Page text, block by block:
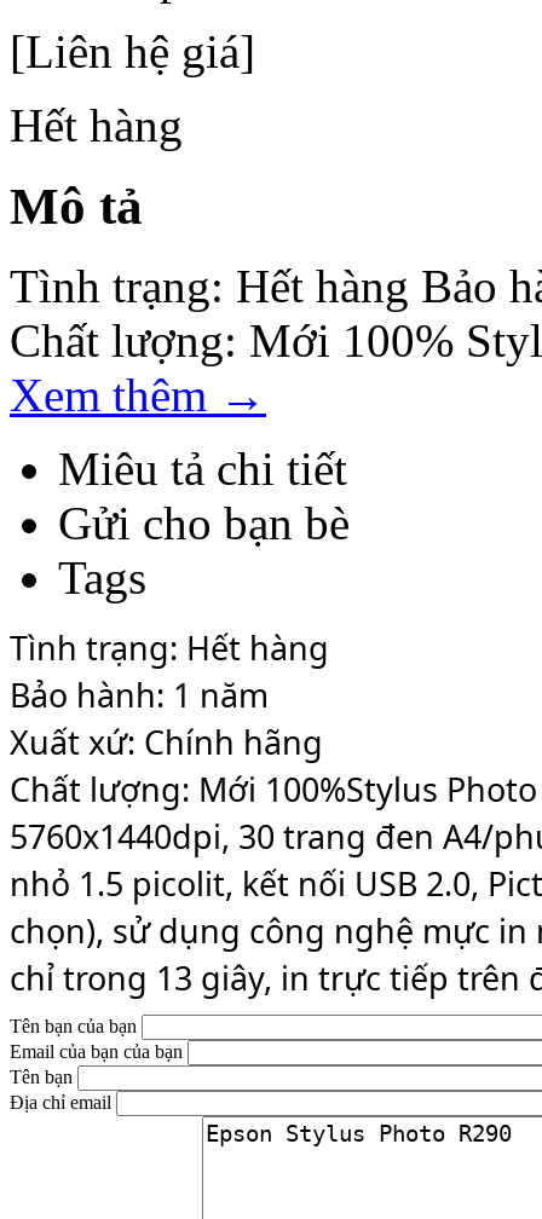
[Liên hệ giá]
Hết hàng
Mô tả
Tình trạng: Hết hàng Bảo
Chất lượng: Mới 100%
Xem thêm →
Miêu tả chi tiết
Gửi cho bạn bè
Tags
Tình trạng: Hết hàng
Bảo hành: 1 năm
Xuất xứ: Chính hãng
Chất lượng: Mới 100%Stylus
5760x1440dpi, 30 trang đen A4/
nhỏ 1.5 picolit, kết nối USB 2.0,
chọn), sử dụng công nghệ mực in
chỉ trong 13 giây, in trực tiếp trên
Tên bạn của bạn
Email của bạn của bạn
Tên bạn
Địa chỉ email